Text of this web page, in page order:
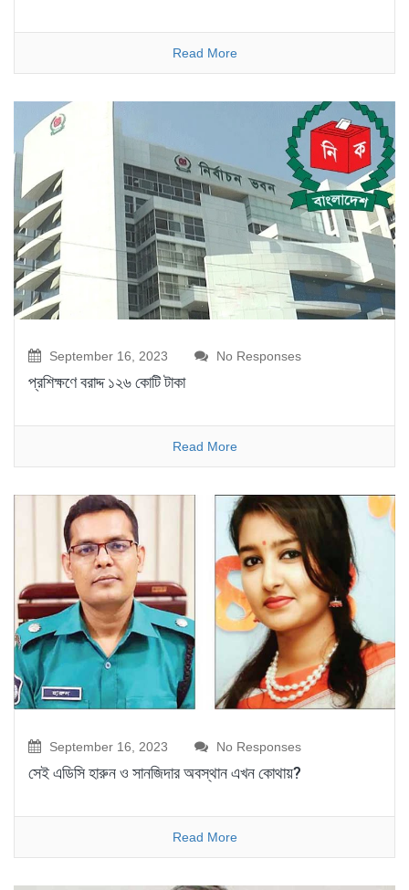
Read More
September 16, 2023 No Responses
প্রশিক্ষণে বরাদ্দ ১২৬ কোটি টাকা
Read More
September 16, 2023 No Responses
সেই এডিসি হারুন ও সানজিদার অবস্থান এখন কোথায়?
Read More